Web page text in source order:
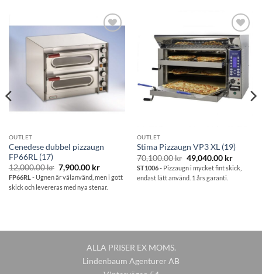
Lägg till i
önskelistan
OUTLET
Cenedese dubbel pizzaugn
FP66RL (17)
12,000.00kr Det
ursprungliga
priset
var:
7,900.00 krDet
nuvarande
priset
är:
FP66RL - Ugnen är välanvänd, men i gott
skick och levereras med nya stenar.
Lägg till i
önskelistan
OUTLET
Stima Pizzaugn VP3 XL (19)
70,100.00kr Det
ursprungliga
priset
var:
49,040.00 krDet
priset
ST1006 -Pizzaugn i mycket fint skick,
endast lätt använd. 1 års garanti.
kr.
ALLA PRISER EX MOMS.
Lindenbaum Agenturer AB